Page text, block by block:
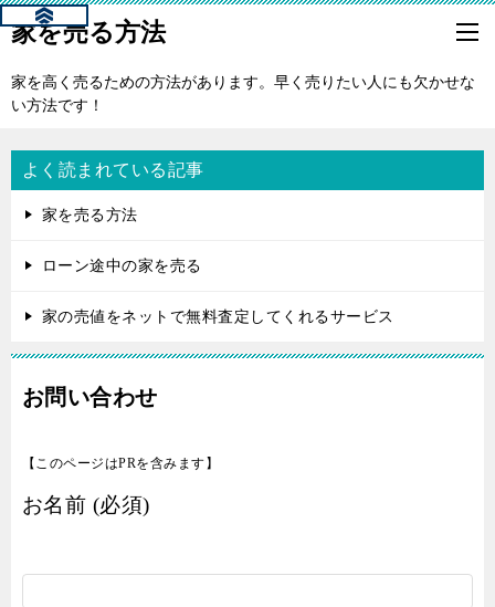
家を売る方法
家を高く売るための方法があります。早く売りたい人にも欠かせな
い方法です！
よく読まれている記事
家を売る方法
ローン途中の家を売る
家の売値をネットで無料査定してくれるサービス
お問い合わせ
【このページはPRを含みます】
お名前 (必須)